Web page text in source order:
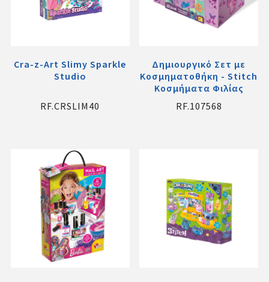
Cra-z-Art Slimy Sparkle
Studio
RF.CRSLIM40
Δημιουργικό Σετ με
Κοσμηματοθήκη - Stitch
Κοσμήματα Φιλίας
RF.107568